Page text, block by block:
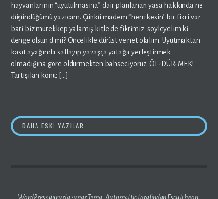
hayvanlarının “uyutulmasına” dair planlanan yasa hakkında ne
düşündüğümü yazıcam. Çünkü madem “herrrkesin” bir fikri var
bari biz mürekkep yalamış kitle de fikrimizi söyleyelim ki
denge olsun dimi? Öncelikle dürüst ve net olalım. Uyutmaktan
kasıt ayağında sallayıp yavaşça yatağa yerleştirmek
olmadığına göre öldürmekten bahsediyoruz. ÖL-DÜR-MEK!
Tartışılan konu; […]
YAZIDAHA ESKI YAZILAR
WordPress gururla sunarTema:Automattictarafından Escutcheon.